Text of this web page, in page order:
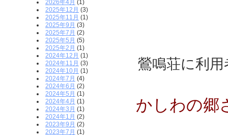
2026年4月 (1)
2025年12月 (3)
2025年11月 (1)
2025年9月 (3)
2025年7月 (2)
2025年5月 (5)
2025年2月 (1)
2024年12月 (1)
2024年11月 (3)
2024年10月 (1)
2024年7月 (4)
2024年6月 (2)
2024年5月 (1)
2024年4月 (1)
2024年3月 (1)
2024年1月 (2)
2023年9月 (2)
2023年7月 (1)
鶯鳴荘に利
かしわの郷